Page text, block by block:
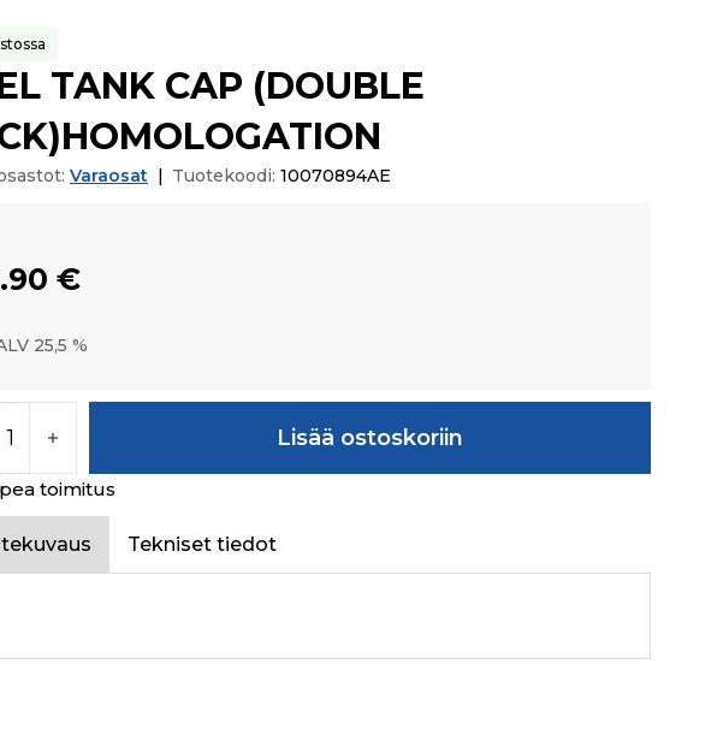
TANK CAP (DOUBLE
Varaosat | Tuotekoodi: 10070894AE
€
25,5 %
Lisää ostoskoriin
toimitus
Tekniset tiedot